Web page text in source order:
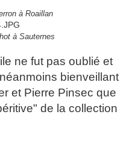
à Roaillan
à Sauternes
ne fut pas oublié et
bienveillant
et Pierre Pinsec que
de la collection